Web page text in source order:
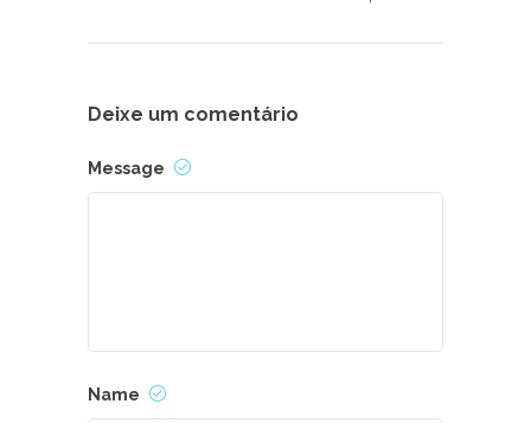
Deixe um comentário
Message
Name